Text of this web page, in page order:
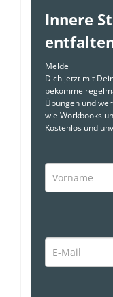
Innere
Melde
Dich jetzt mit
bekomme
Übungen und
wie Workbooks
Kostenlos und